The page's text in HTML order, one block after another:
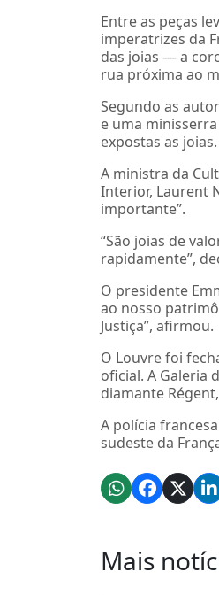
Entre as peças
imperatrizes da
das joias — a
rua próxima ao
Segundo as
e uma
expostas as
A ministra da
Interior, Laurent
importante”.
“São joias de
rapidamente”,
O presidente
ao nosso
Justiça”, afirmou.
O Louvre foi
oficial. A Galeria
diamante
A polícia
sudeste da
Mais